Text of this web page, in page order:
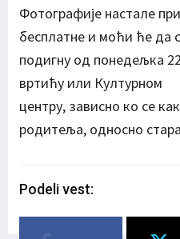
Фотографије настале
бесплатне и моћи ће да
подигну од понедељка
вртићу или Културном
центру, зависно ко се
родитеља, односно
Podeli vest: